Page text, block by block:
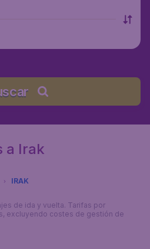
a Irak
IRAK
de ida y vuelta. Tarifas por
excluyendo costes de gestión de